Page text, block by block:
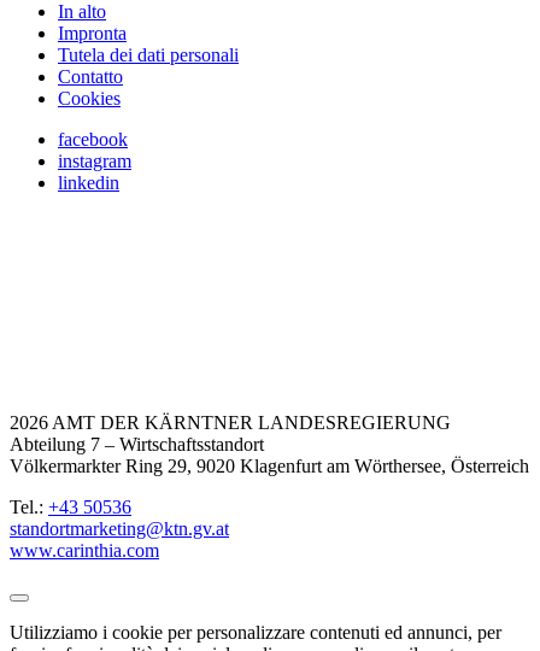
In alto
Impronta
Tutela dei dati personali
Contatto
Cookies
facebook
instagram
linkedin
2026 AMT DER KÄRNTNER LANDESREGIERUNG
Abteilung 7 – Wirtschaftsstandort
Völkermarkter Ring 29, 9020 Klagenfurt am Wörthersee, Österreich
Tel.: +43 50536
standortmarketing@ktn.gv.at
www.carinthia.com
Utilizziamo i cookie per personalizzare contenuti ed annunci, per